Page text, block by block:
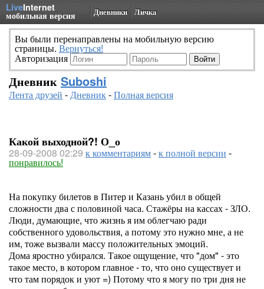
LiveInternet
мобильная версия Дневники Личка
Вы были перенаправлены на мобильную версию
страницы. Вернуться!
Авторизация
Дневник Suboshi
Лента друзей -Дневник-Полная версия
Какой выходной?! О_о
28-09-2008 02:29 к комментариям-к полной версии -
понравилось!
На покупку билетов в Питер и Казань убил в общей
сложности два с половиной часа. Стажёры на кассах - ЗЛО.
Люди, думающие, что жизнь я им облегчаю ради
собственного удовольствия, а потому это нужно мне, а не
им, тоже вызвали массу положительных эмоций.
Дома яростно убирался. Такое ощущение, что "дом" - это
такое место, в котором главное - то, что оно существует и
что там порядок и уют =) Потому что я могу по три дня не